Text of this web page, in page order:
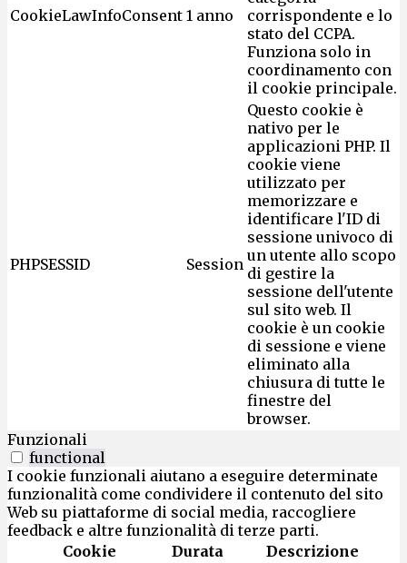
CookieLawInfoConsent 1 anno
corrispondente e lo
stato del CCPA.
Funziona solo in
coordinamento con
il cookie principale.
PHPSESSID Session
Questo cookie è
nativo per le
applicazioni PHP. Il
cookie viene
utilizzato per
memorizzare e
identificare l'ID di
sessione univoco di
un utente allo scopo
di gestire la
sessione dell'utente
sul sito web. Il
cookie è un cookie
di sessione e viene
eliminato alla
chiusura di tutte le
finestre del
browser.
Funzionali
functional
I cookie funzionali aiutano a eseguire determinate
funzionalità come condividere il contenuto del sito
Web su piattaforme di social media, raccogliere
feedback e altre funzionalità di terze parti.
Cookie
Durata Descrizione